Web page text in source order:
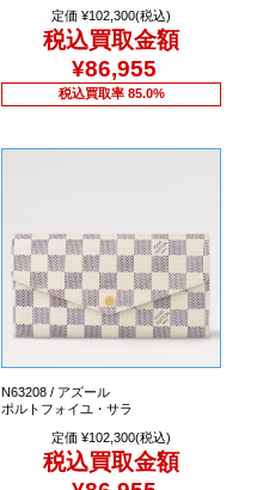
定価 ¥102,300(税込)
税込買取金額
¥86,955
税込買取率 85.0%
N63208 / アズール
ポルトフォイユ・サラ
定価 ¥102,300(税込)
税込買取金額